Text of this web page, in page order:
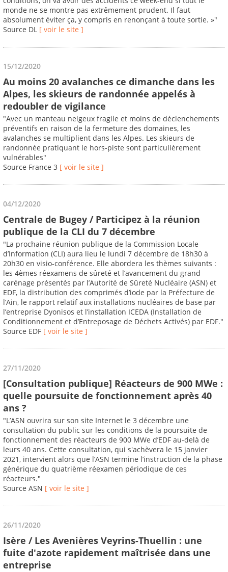
monde ne se montre pas extrêmement prudent. Il faut
absolument éviter ça, y compris en renonçant à toute sortie. »"
Source DL [ voir le site ]
15/12/2020
Au moins 20 avalanches ce dimanche dans les
Alpes, les skieurs de randonnée appelés à
redoubler de vigilance
"Avec un manteau neigeux fragile et moins de déclenchements
préventifs en raison de la fermeture des domaines, les
avalanches se multiplient dans les Alpes. Les skieurs de
randonnée pratiquant le hors-piste sont particulièrement
vulnérables"
Source France 3 [ voir le site ]
04/12/2020
Centrale de Bugey / Participez à la réunion
publique de la CLI du 7 décembre
"La prochaine réunion publique de la Commission Locale
d’Information (CLI) aura lieu le lundi 7 décembre de 18h30 à
20h30 en visio-conférence. Elle abordera les thèmes suivants :
les 4èmes réexamens de sûreté et l’avancement du grand
carénage présentés par l’Autorité de Sûreté Nucléaire (ASN) et
EDF, la distribution des comprimés d’iode par la Préfecture de
l’Ain, le rapport relatif aux installations nucléaires de base par
l’entreprise Dyonisos et l’installation ICEDA (Installation de
Conditionnement et d’Entreposage de Déchets Activés) par EDF."
Source EDF [ voir le site ]
27/11/2020
[Consultation publique] Réacteurs de 900 MWe :
quelle poursuite de fonctionnement après 40
ans ?
"L’ASN ouvrira sur son site Internet le 3 décembre une
consultation du public sur les conditions de la poursuite de
fonctionnement des réacteurs de 900 MWe d’EDF au-delà de
leurs 40 ans. Cette consultation, qui s'achèvera le 15 janvier
2021, intervient alors que l’ASN termine l’instruction de la phase
générique du quatrième réexamen périodique de ces
réacteurs."
Source ASN [ voir le site ]
26/11/2020
Isère / Les Avenières Veyrins-Thuellin : une
fuite d'azote rapidement maîtrisée dans une
entreprise